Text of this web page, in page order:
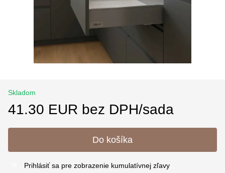
Skladom
41.30 EUR bez DPH/sada
Do košíka
Prihlásiť sa pre zobrazenie kumulatívnej zľavy